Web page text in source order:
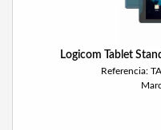
Logicom Tablet
Referencia: